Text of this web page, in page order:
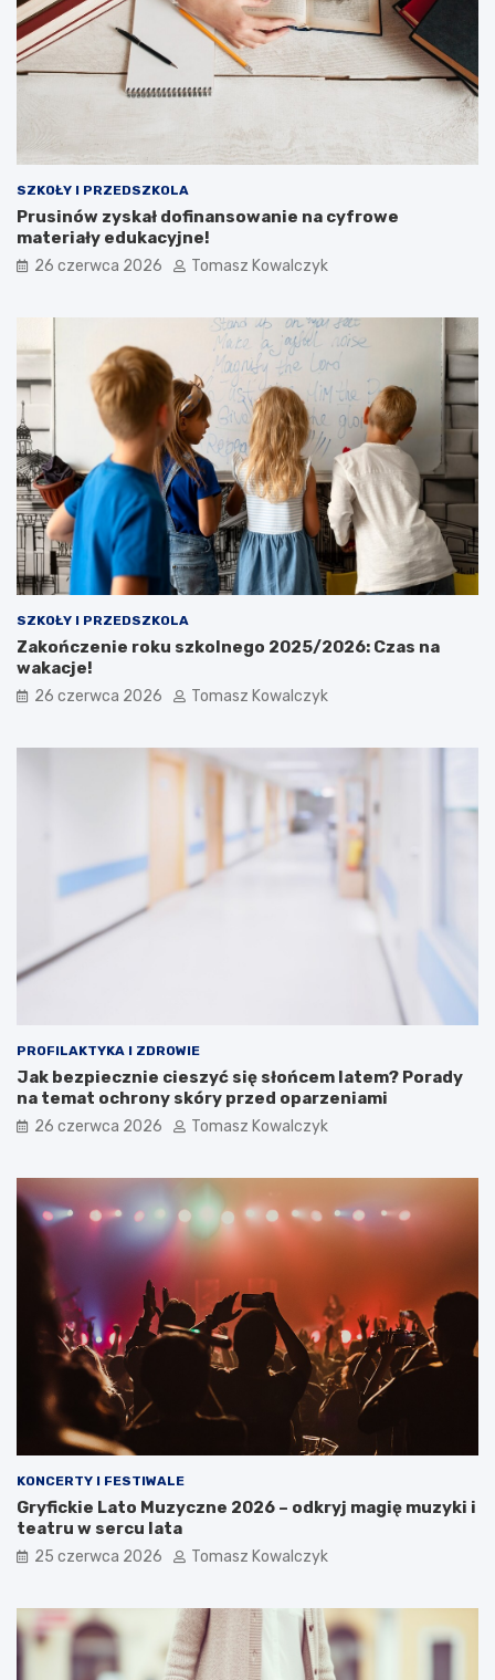
SZKOŁY I PRZEDSZKOLA
Prusinów zyskał dofinansowanie na cyfrowe
materiały edukacyjne!
26 czerwca 2026 Tomasz Kowalczyk
SZKOŁY I PRZEDSZKOLA
Zakończenie roku szkolnego 2025/2026: Czas na
wakacje!
26 czerwca 2026 Tomasz Kowalczyk
PROFILAKTYKA I ZDROWIE
Jak bezpiecznie cieszyć się słońcem latem? Porady
na temat ochrony skóry przed oparzeniami
26 czerwca 2026 Tomasz Kowalczyk
KONCERTY I FESTIWALE
Gryfickie Lato Muzyczne 2026 – odkryj magię muzyki i
teatru w sercu lata
25 czerwca 2026 Tomasz Kowalczyk